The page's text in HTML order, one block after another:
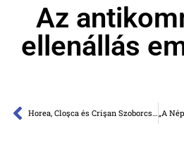
Az
ellenállás
Horea, Cloşca és Crişan Szoborcsoport